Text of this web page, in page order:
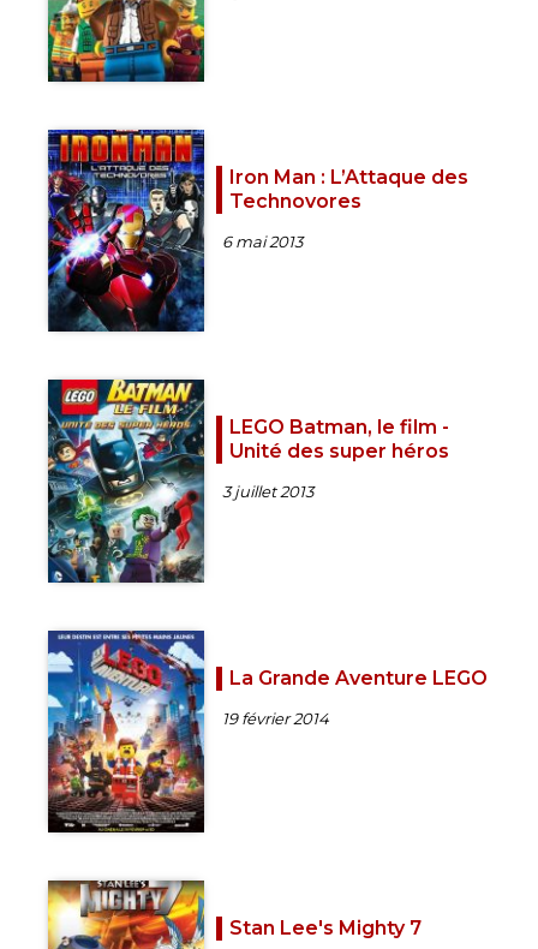
Iron Man : L’Attaque des
Technovores
6 mai 2013
LEGO Batman, le film -
Unité des super héros
3 juillet 2013
La Grande Aventure LEGO
19 février 2014
Stan Lee's Mighty 7